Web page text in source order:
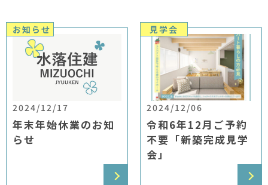
お知らせ
2024/12/17
年末年始休業のお知
らせ
見学会
2024/12/06
令和6年12月ご予約
不要「新築完成見学
会」